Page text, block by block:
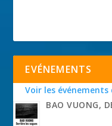
EVÉNEMENTS
Voir les événements
BAO VUONG,